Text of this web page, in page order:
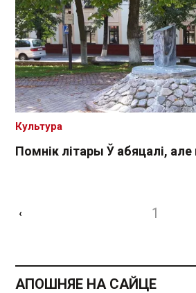
Помнік літары Ў абяцалі, але
Культура
‹ 1
АПОШНЯЕ НА САЙЦЕ